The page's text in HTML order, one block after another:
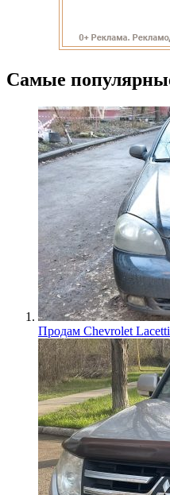
Самые
Продам Chevrolet